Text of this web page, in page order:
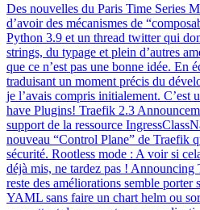
Des nouvelles du Paris Time Series
d’avoir des mécanismes de
Python 3.9 et un thread twitter qui
strings, du typage et plein d’autres
que ce n’est pas une bonne idée. En
traduisant un moment précis du
je l’avais compris initialement. C’est
have Plugins! Traefik 2.3
support de la ressource
nouveau “Control Plane” de Traefik
sécurité. Rootless mode : A voir si
déjà mis, ne tardez pas !
reste des améliorations semble
YAML sans faire un chart helm ou